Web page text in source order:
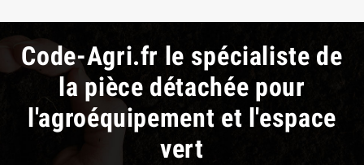
Code-Agri.fr le spécialiste de
la pièce détachée pour
l'agroéquipement et l'espace
vert